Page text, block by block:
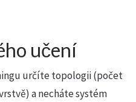
učení
určíte topologii (počet
a necháte systém